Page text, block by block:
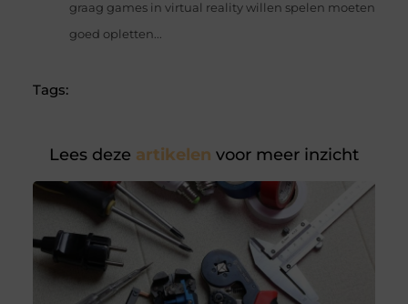
graag games in virtual reality willen spelen moeten
goed opletten...
Tags:
Lees deze artikelen voor meer inzicht